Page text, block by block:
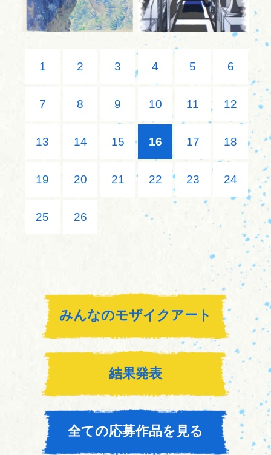
1 2 3 4 5 6
7 8 9 10 11 12
13 14 15 16 17 18
19 20 21 22 23 24
25 26
みんなのモザイクアート
結果発表
全ての応募作品を見る